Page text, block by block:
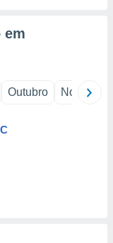
em
Outubro Novembro